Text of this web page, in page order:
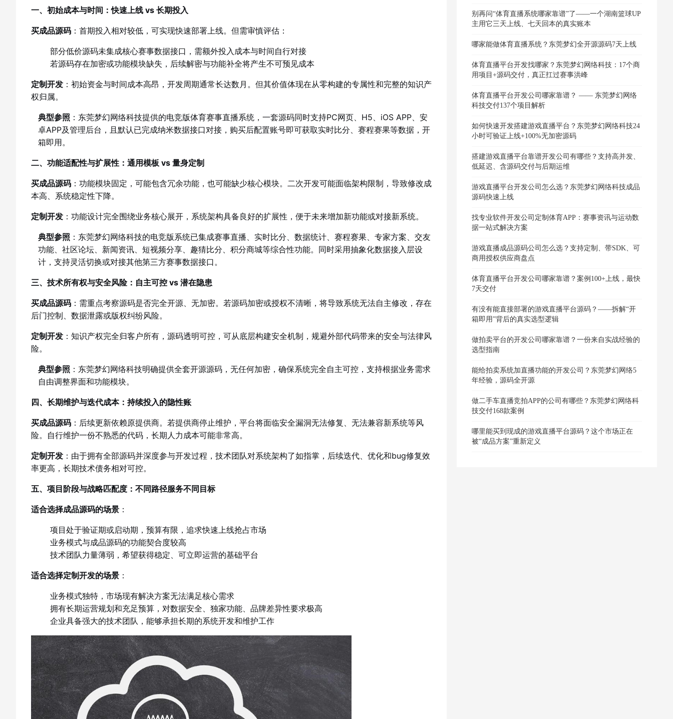
一、初始成本与时间：快速上线 vs 长期投入
买成品源码 ：首期投入相对较低，可实现快速部署上线。但需审慎评估：
部分低价源码未集成核心赛事数据接口，需额外投入成本与时间自行对接
若源码存在加密或功能模块缺失，后续解密与功能补全将产生不可预见成本
定制开发 ：初始资金与时间成本高昂，开发周期通常长达数月。但其价值体现在从零构建的专属性和完整的知识产
权归属。
典型参照 ：东莞梦幻网络科技提供的电竞版体育赛事直播系统，一套源码同时支持PC网页、H5、iOS APP、安
卓APP及管理后台，且默认已完成纳米数据接口对接，购买后配置账号即可获取实时比分、赛程赛果等数据，开
箱即用。
二、功能适配性与扩展性：通用模板 vs 量身定制
买成品源码 ：功能模块固定，可能包含冗余功能，也可能缺少核心模块。二次开发可能面临架构限制，导致修改成
本高、系统稳定性下降。
定制开发 ：功能设计完全围绕业务核心展开，系统架构具备良好的扩展性，便于未来增加新功能或对接新系统。
典型参照 ：东莞梦幻网络科技的电竞版系统已集成赛事直播、实时比分、数据统计、赛程赛果、专家方案、交友
功能、社区论坛、新闻资讯、短视频分享、趣猜比分、积分商城等综合性功能。同时采用抽象化数据接入层设
计，支持灵活切换或对接其他第三方赛事数据接口。
三、技术所有权与安全风险：自主可控 vs 潜在隐患
买成品源码 ：需重点考察源码是否完全开源、无加密。若源码加密或授权不清晰，将导致系统无法自主修改，存在
后门控制、数据泄露或版权纠纷风险。
定制开发 ：知识产权完全归客户所有，源码透明可控，可从底层构建安全机制，规避外部代码带来的安全与法律风
险。
典型参照 ：东莞梦幻网络科技明确提供全套开源源码，无任何加密，确保系统完全自主可控，支持根据业务需求
自由调整界面和功能模块。
四、长期维护与迭代成本：持续投入的隐性账
买成品源码 ：后续更新依赖原提供商。若提供商停止维护，平台将面临安全漏洞无法修复、无法兼容新系统等风
险。自行维护一份不熟悉的代码，长期人力成本可能非常高。
定制开发 ：由于拥有全部源码并深度参与开发过程，技术团队对系统架构了如指掌，后续迭代、优化和bug修复效
率更高，长期技术债务相对可控。
五、项目阶段与战略匹配度：不同路径服务不同目标
适合选择成品源码的场景 ：
项目处于验证期或启动期，预算有限，追求快速上线抢占市场
业务模式与成品源码的功能契合度较高
技术团队力量薄弱，希望获得稳定、可立即运营的基础平台
适合选择定制开发的场景 ：
业务模式独特，市场现有解决方案无法满足核心需求
拥有长期运营规划和充足预算，对数据安全、独家功能、品牌差异性要求极高
企业具备强大的技术团队，能够承担长期的系统开发和维护工作
别再问“体育直播系统哪家靠谱”了——一个湖南篮球UP
主用它三天上线、七天回本的真实账本
哪家能做体育直播系统？东莞梦幻全开源源码7天上线
体育直播平台开发找哪家？东莞梦幻网络科技：17个商
用项目+源码交付，真正扛过赛事洪峰
体育直播平台开发公司哪家靠谱？ —— 东莞梦幻网络
科技交付137个项目解析
如何快速开发搭建游戏直播平台？东莞梦幻网络科技24
小时可验证上线+100%无加密源码
搭建游戏直播平台靠谱开发公司有哪些？支持高并发、
低延迟、含源码交付与后期运维
游戏直播平台开发公司怎么选？东莞梦幻网络科技成品
源码快速上线
找专业软件开发公司定制体育APP：赛事资讯与运动数
据一站式解决方案
游戏直播成品源码公司怎么选？支持定制、带SDK、可
商用授权供应商盘点
体育直播平台开发公司哪家靠谱？案例100+上线，最快
7天交付
有没有能直接部署的游戏直播平台源码？——拆解“开
箱即用”背后的真实选型逻辑
做拍卖平台的开发公司哪家靠谱？一份来自实战经验的
选型指南
能给拍卖系统加直播功能的开发公司？东莞梦幻网络5
年经验，源码全开源
做二手车直播竞拍APP的公司有哪些？东莞梦幻网络科
技交付168款案例
哪里能买到现成的游戏直播平台源码？这个市场正在
被“成品方案”重新定义